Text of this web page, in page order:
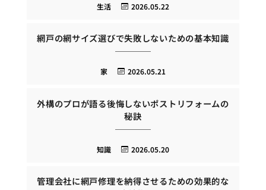
2026.05.22
生活
網戸の網サイズ選びで失敗しないための基本知識
2026.05.21
家
外構のプロが語る後悔しないポストリフォームの
秘訣
2026.05.20
知識
管理会社に網戸修理を納得させるための効果的な